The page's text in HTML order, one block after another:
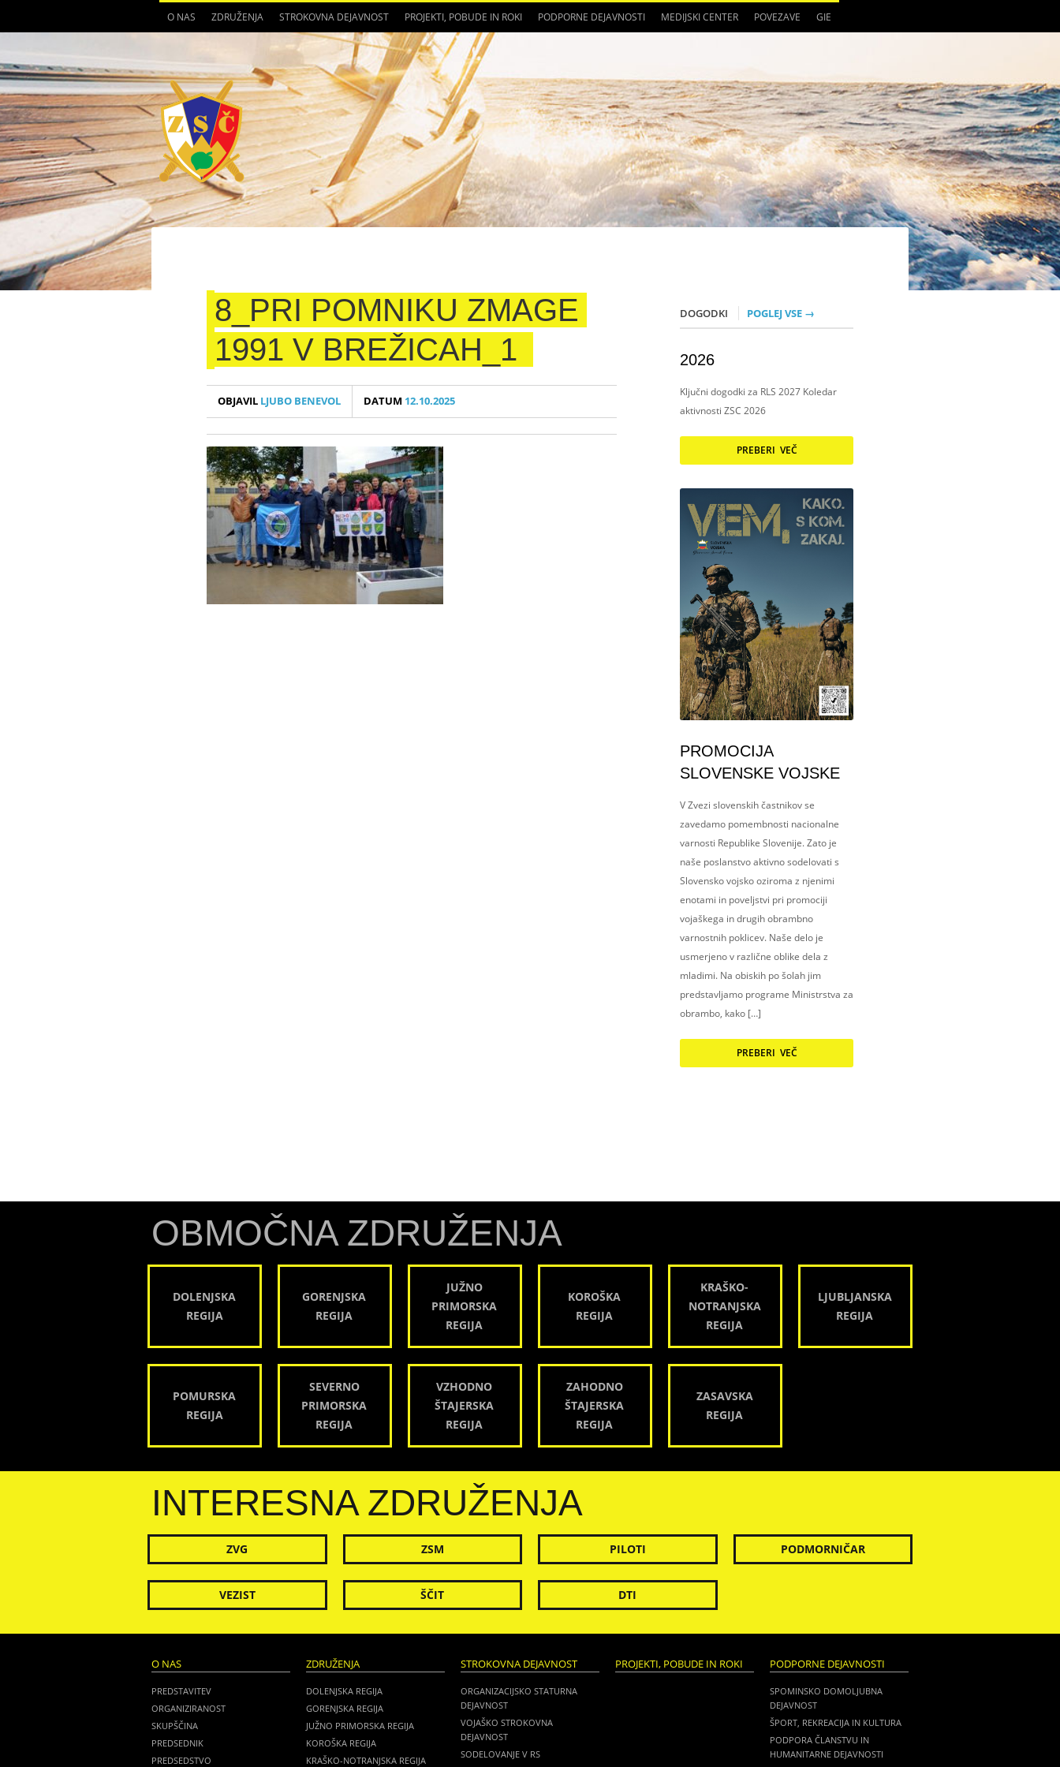
O NAS ZDRUŽENJA STROKOVNA DEJAVNOST PROJEKTI, POBUDE IN ROKI PODPORNE DEJAVNOSTI MEDIJSKI CENTER POVEZAVE GIE
8_PRI POMNIKU ZMAGE
1991 V BREŽICAH_1
OBJAVIL LJUBO BENEVOL DATUM 12.10.2025
DOGODKI POGLEJ VSE →
2026
Ključni dogodki za RLS 2027 Koledar
aktivnosti ZSC 2026
PREBERI VEČ
PROMOCIJA
SLOVENSKE VOJSKE
V Zvezi slovenskih častnikov se
zavedamo pomembnosti nacionalne
varnosti Republike Slovenije. Zato je
naše poslanstvo aktivno sodelovati s
Slovensko vojsko oziroma z njenimi
enotami in poveljstvi pri promociji
vojaškega in drugih obrambno
varnostnih poklicev. Naše delo je
usmerjeno v različne oblike dela z
mladimi. Na obiskih po šolah jim
predstavljamo programe Ministrstva za
obrambo, kako […]
PREBERI VEČ
OBMOČNA ZDRUŽENJA
DOLENJSKA
REGIJA
GORENJSKA
REGIJA
JUŽNO
PRIMORSKA
REGIJA
KOROŠKA
REGIJA
KRAŠKO-
NOTRANJSKA
REGIJA
LJUBLJANSKA
REGIJA
POMURSKA
REGIJA
SEVERNO
PRIMORSKA
REGIJA
VZHODNO
ŠTAJERSKA
REGIJA
ZAHODNO
ŠTAJERSKA
REGIJA
ZASAVSKA
REGIJA
INTERESNA ZDRUŽENJA
ZVG ZSM PILOTI PODMORNIČAR
VEZIST ŠČIT DTI
O NAS
PREDSTAVITEV
ORGANIZIRANOST
SKUPŠČINA
PREDSEDNIK
PREDSEDSTVO
ZDRUŽENJA
DOLENJSKA REGIJA
GORENJSKA REGIJA
JUŽNO PRIMORSKA REGIJA
KOROŠKA REGIJA
KRAŠKO-NOTRANJSKA REGIJA
STROKOVNA DEJAVNOST
ORGANIZACIJSKO STATURNA
DEJAVNOST
VOJAŠKO STROKOVNA
DEJAVNOST
SODELOVANJE V RS
PROJEKTI, POBUDE IN ROKI PODPORNE DEJAVNOSTI
SPOMINSKO DOMOLJUBNA
DEJAVNOST
ŠPORT, REKREACIJA IN KULTURA
PODPORA ČLANSTVU IN
HUMANITARNE DEJAVNOSTI